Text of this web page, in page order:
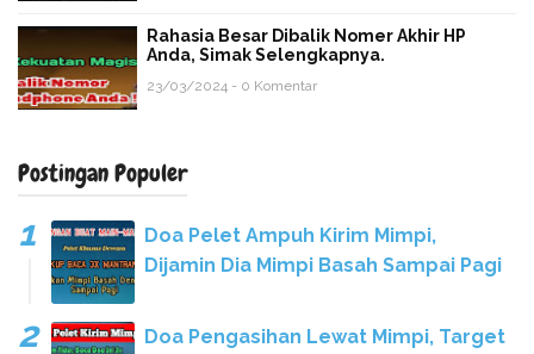
Rahasia Besar Dibalik Nomer Akhir HP
Anda, Simak Selengkapnya.
23/03/2024 - 0 Komentar
Postingan Populer
Doa Pelet Ampuh Kirim Mimpi,
Dijamin Dia Mimpi Basah Sampai Pagi
Doa Pengasihan Lewat Mimpi, Target